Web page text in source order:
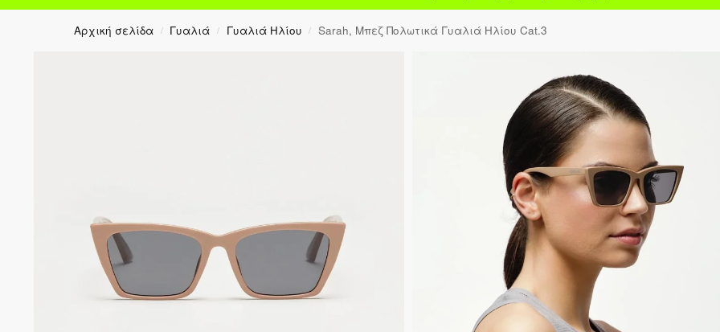
Αρχική σελίδα / Γυαλιά / Γυαλιά Ηλίου / Sarah, Μπεζ Πολωτικά Γυαλιά Ηλίου Cat.3